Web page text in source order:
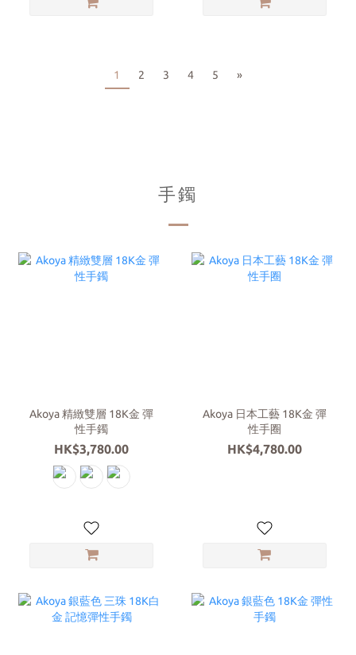
1 2 3 4 5 »
手鐲
Akoya 精緻雙層 18K金 彈
性手鐲
HK$3,780.00
Akoya 日本工藝 18K金 彈
性手圈
HK$4,780.00